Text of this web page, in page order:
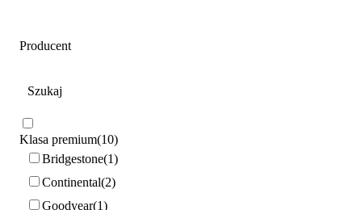
Producent
Klasa premium 10
Bridgestone 1
Continental 2
Goodyear 1